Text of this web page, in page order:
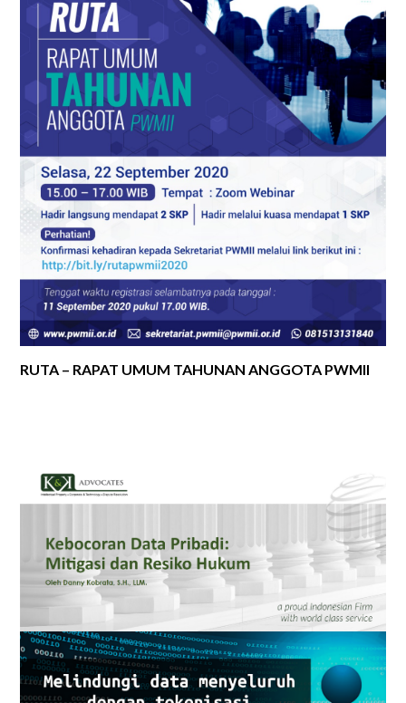
RUTA – RAPAT UMUM TAHUNAN ANGGOTA PWMII